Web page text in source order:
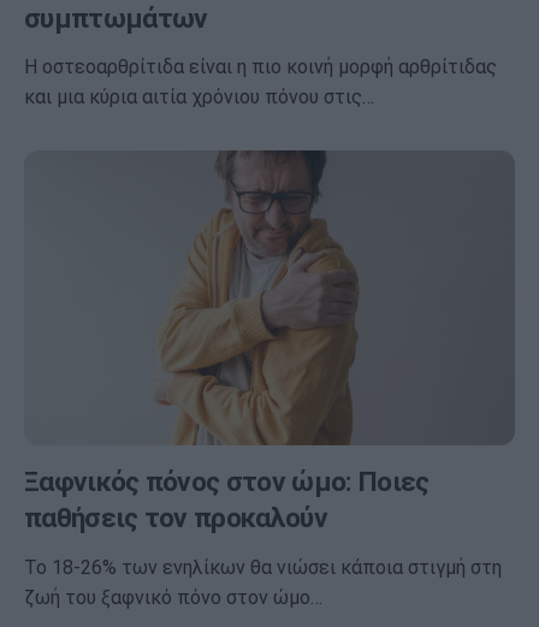
συμπτωμάτων
Η οστεοαρθρίτιδα είναι η πιο κοινή μορφή αρθρίτιδας
και μια κύρια αιτία χρόνιου πόνου στις…
Ξαφνικός πόνος στον ώμο: Ποιες
παθήσεις τον προκαλούν
Το 18-26% των ενηλίκων θα νιώσει κάποια στιγμή στη
ζωή του ξαφνικό πόνο στον ώμο…